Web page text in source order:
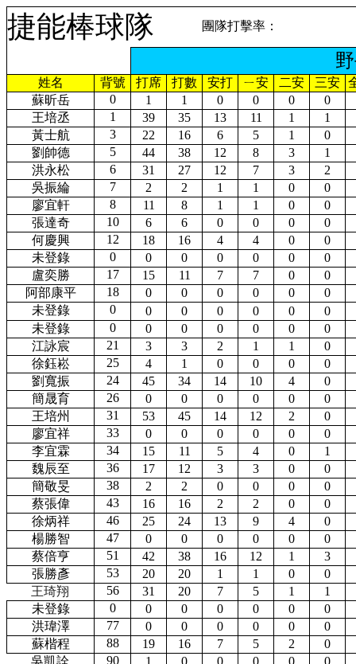
捷能棒球隊 團隊打擊率：
姓名 背號 打席 打數 安打 ㄧ安 二安 三安
蘇昕岳
0 1 1 0 0 0
0
王培丞
1 39 35 13 11 1
1
黃士航
3 22 16 6 5 1
0
劉帥德
5 44 38 12 8 3
1
洪永松
6 31 27 12 7 3
2
吳振綸
7 2 2 1 1 0
0
廖宜軒
8 11 8 1 1 0
0
張達奇
10 6 6 0 0 0
0
何慶興
12 18 16 4 4 0
0
未登錄
0 0 0 0 0 0
0
盧奕勝
17 15 11 7 7 0
0
阿部康平
18 0 0 0 0 0
0
未登錄
0 0 0 0 0 0
0
未登錄
0 0 0 0 0 0
0
江詠宸
21 3 3 2 1 1
0
徐鈺崧
25 4 1 0 0 0
0
劉寬振
24 45 34 14 10 4
0
簡晟育
26 0 0 0 0 0
0
王培州
31 53 45 14 12 2
0
廖宜祥
33 0 0 0 0 0
0
李宜霖
34 15 11 5 4 0
1
魏辰至
36 17 12 3 3 0
0
簡敬旻
38 2 2 0 0 0
0
蔡張偉
43 16 16 2 2 0
0
徐炳祥
46 25 24 13 9 4
0
楊勝智
47 0 0 0 0 0
0
蔡倍亨
51 42 38 16 12 1
3
張勝彥
53 20 20 1 1 0
0
王琦翔
56 31 20 7 5 1
1
未登錄
0 0 0 0 0 0
0
洪瑋澤
77 0 0 0 0 0
0
蘇楷程
88 19 16 7 5 2
0
吳凱詮
90 1 0 0 0 0
0